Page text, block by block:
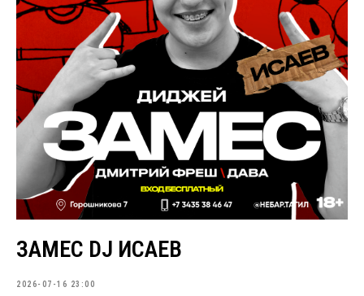
ЗАМЕС DJ ИСАЕВ
2026-07-16 23:00